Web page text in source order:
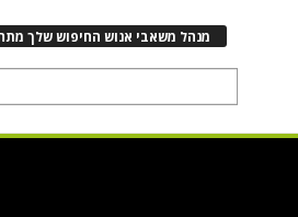
מנהל משאבי אנוש החיפוש שלך